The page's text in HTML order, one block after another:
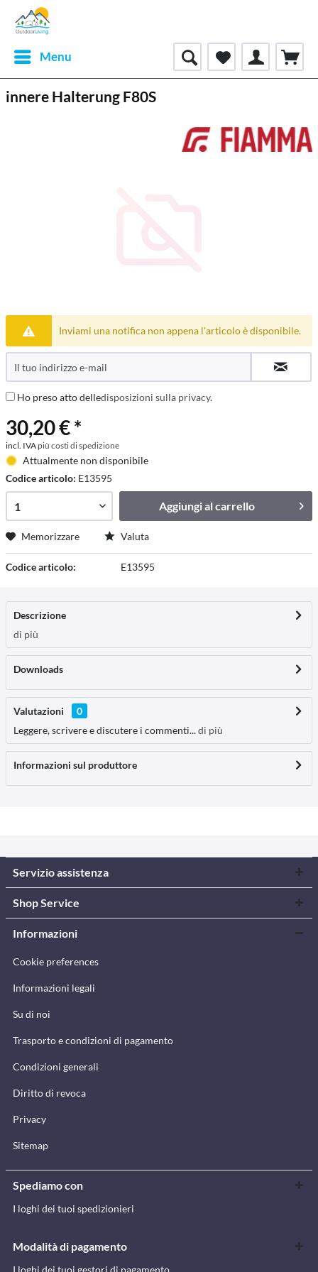
Menu
innere Halterung F80S
Inviami una notifica non appena l'articolo è disponibile.
Ho preso atto delledisposizioni sulla privacy.
30,20 € *
incl. IVA più costi di spedizione
Attualmente non disponibile
Codice articolo: E13595
Aggiungi alcarrello
Memorizzare Valuta
Codice articolo: E13595
Descrizione
di più
Downloads
Valutazioni
0
Leggere, scrivere e discutere i commenti...di più
Informazioni sul produttore
Servizio assistenza
Shop Service
Informazioni
Cookie preferences
Informazioni legali
Su di noi
Trasporto e condizioni di pagamento
Condizioni generali
Diritto di revoca
Privacy
Sitemap
Spediamo con
I loghi dei tuoi spedizionieri
Modalità di pagamento
I loghi dei tuoi gestori di pagamento